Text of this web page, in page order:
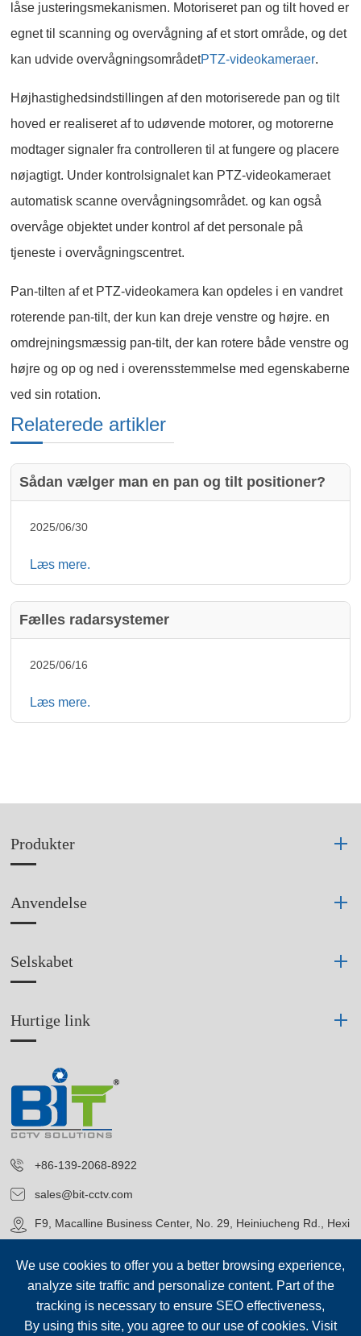
låse justeringsmekanismen. Motoriseret pan og tilt hoved er
egnet til scanning og overvågning af et stort område, og det
kan udvide overvågningsområdetPTZ-videokameraer.
Højhastighedsindstillingen af den motoriserede pan og tilt
hoved er realiseret af to udøvende motorer, og motorerne
modtager signaler fra controlleren til at fungere og placere
nøjagtigt. Under kontrolsignalet kan PTZ-videokameraet
automatisk scanne overvågningsområdet. og kan også
overvåge objektet under kontrol af det personale på
tjeneste i overvågningscentret.
Pan-tilten af et PTZ-videokamera kan opdeles i en vandret
roterende pan-tilt, der kun kan dreje venstre og højre. en
omdrejningsmæssig pan-tilt, der kan rotere både venstre og
højre og op og ned i overensstemmelse med egenskaberne
ved sin rotation.
Relaterede artikler
Sådan vælger man en pan og tilt positioner?
2025/06/30
Læs mere.
Fælles radarsystemer
2025/06/16
Læs mere.
Produkter
Anvendelse
Selskabet
Hurtige link
+86-139-2068-8922
sales@bit-cctv.com
F9, Macalline Business Center, No. 29, Heiniucheng Rd., Hexi
We use cookies to offer you a better browsing experience,
analyze site traffic and personalize content. Part of the
tracking is necessary to ensure SEO effectiveness,
By using this site, you agree to our use of cookies. Visit